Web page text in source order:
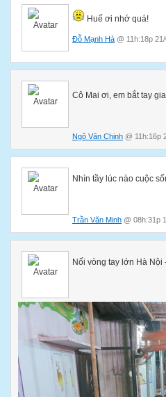
Huế ơi nhớ quá!
Đỗ Mạnh Hà @ 11h:18p
Cô Mai ơi, em bắt tay
Ngô Văn Chinh @ 11h:16p
Nhìn tầy lúc nào cuộc
Trần Văn Minh @ 08h:31p
Nối vòng tay lớn Hà Nội